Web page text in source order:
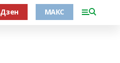
Дзен МАКС